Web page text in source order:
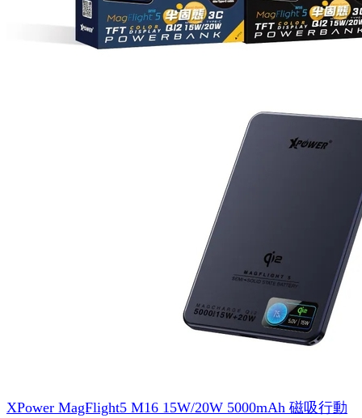
XPower MagFlight5 M16 15W/20W 5000mAh 磁吸行動